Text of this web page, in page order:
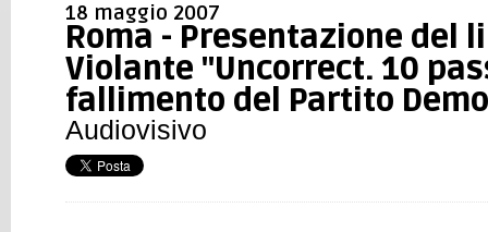
18 maggio 2007
Roma - Presentazione del
Violante "Uncorrect. 10
fallimento del Partito
Audiovisivo